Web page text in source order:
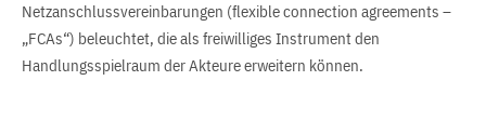
Netzanschlussvereinbarungen (flexible connection agreements –
„FCAs“) beleuchtet, die als freiwilliges Instrument den
Handlungsspielraum der Akteure erweitern können.